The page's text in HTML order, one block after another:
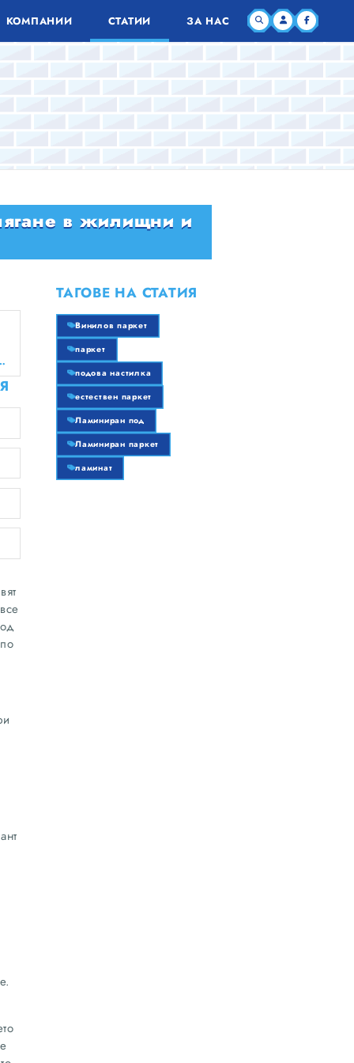
КОМПАНИИ СТАТИИ ЗА НАС
в жилищни и
тук безплатно!
ТАГОВЕ НА СТАТИЯ
Винилов паркет
паркет
подова настилка
естествен паркет
Ламиниран под
Ламиниран паркет
ламинат